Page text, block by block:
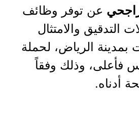
عن توفر وظائف
التدقيق والامتثال
بمدينة الرياض، لحملة
فأعلى، وذلك وفقاً
أدناه.